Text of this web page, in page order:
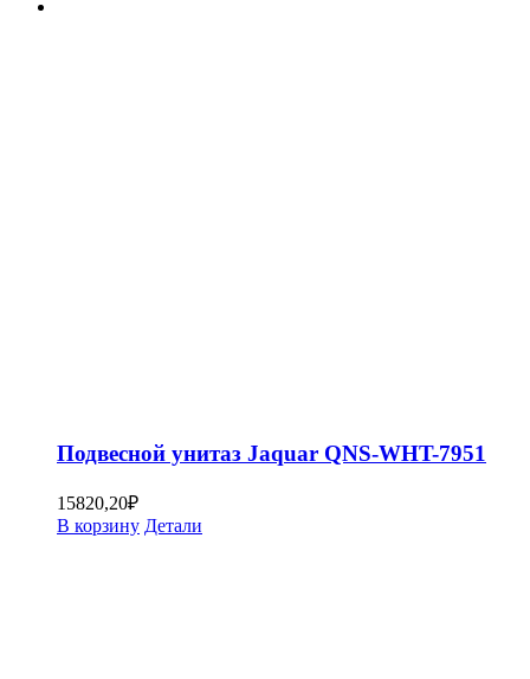
Подвесной унитаз Jaquar QNS-WHT-7951
15820,20₽
В корзину Детали